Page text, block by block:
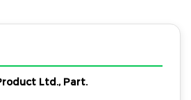
Ltd., Part.